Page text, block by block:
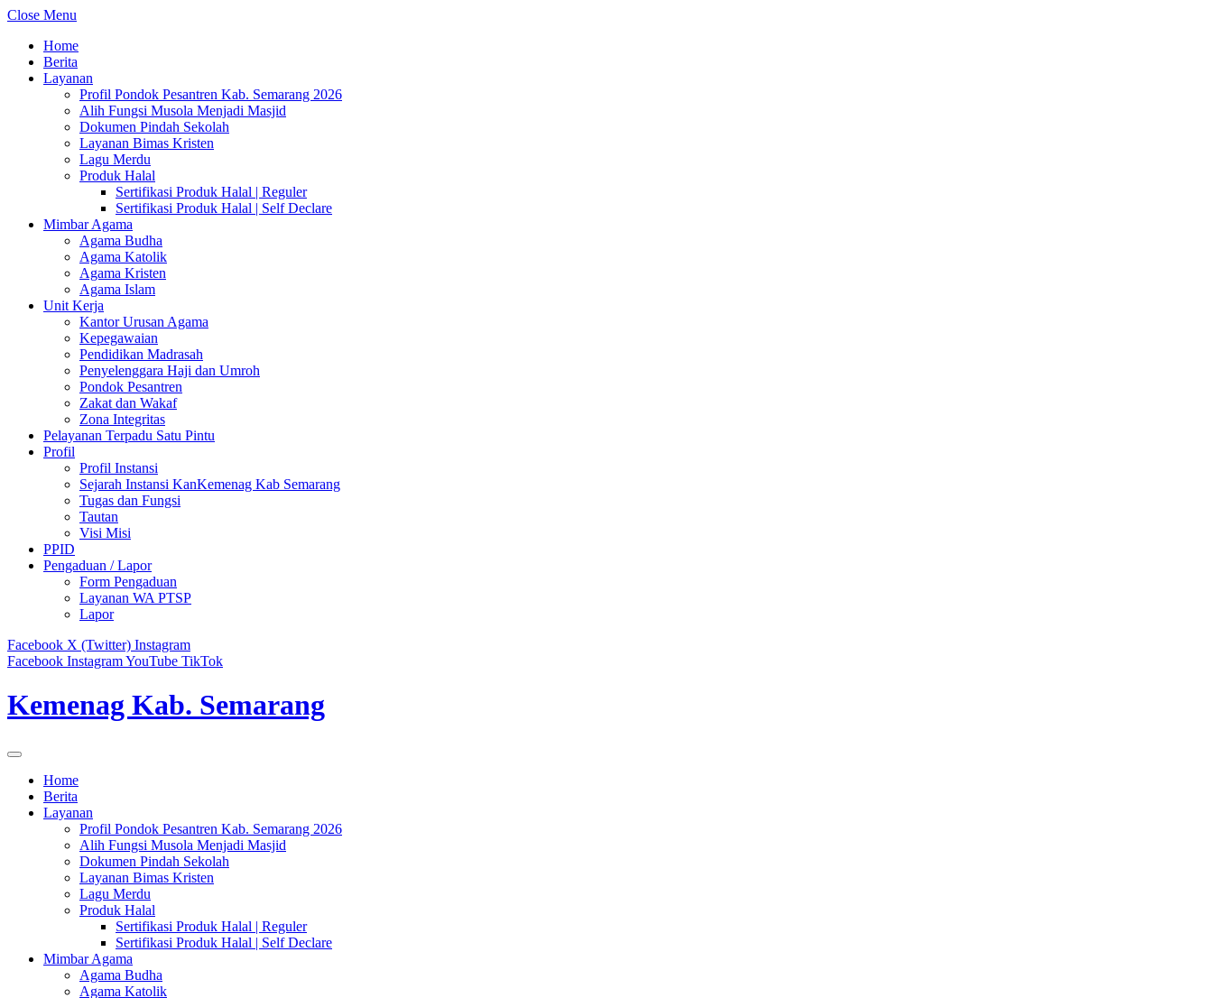
Close Menu
Home
Berita
Layanan
Profil Pondok Pesantren Kab. Semarang 2026
Alih Fungsi Musola Menjadi Masjid
Dokumen Pindah Sekolah
Layanan Bimas Kristen
Lagu Merdu
Produk Halal
Sertifikasi Produk Halal | Reguler
Sertifikasi Produk Halal | Self Declare
Mimbar Agama
Agama Budha
Agama Katolik
Agama Kristen
Agama Islam
Unit Kerja
Kantor Urusan Agama
Kepegawaian
Pendidikan Madrasah
Penyelenggara Haji dan Umroh
Pondok Pesantren
Zakat dan Wakaf
Zona Integritas
Pelayanan Terpadu Satu Pintu
Profil
Profil Instansi
Sejarah Instansi KanKemenag Kab Semarang
Tugas dan Fungsi
Tautan
Visi Misi
PPID
Pengaduan / Lapor
Form Pengaduan
Layanan WA PTSP
Lapor
Facebook X (Twitter) Instagram
Facebook InstagramYouTube TikTok
Kemenag Kab. Semarang
Home
Berita
Layanan
Profil Pondok Pesantren Kab. Semarang 2026
Alih Fungsi Musola Menjadi Masjid
Dokumen Pindah Sekolah
Layanan Bimas Kristen
Lagu Merdu
Produk Halal
Sertifikasi Produk Halal | Reguler
Sertifikasi Produk Halal | Self Declare
Mimbar Agama
Agama Budha
Agama Katolik